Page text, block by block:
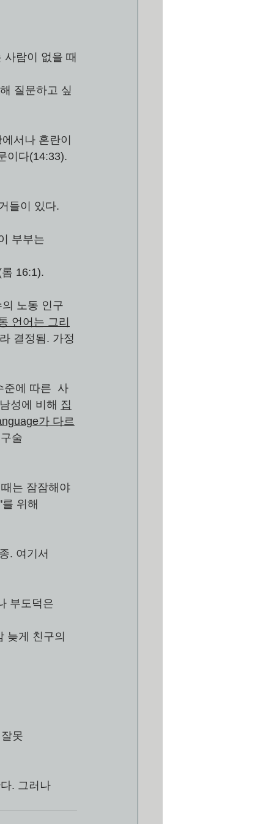
람이 없을 때
질문하고 싶
서나 혼란이
이다(14:33).
들이 있다.
부부는
16:1).
노동 인구
언어는 그리
결정됨. 가정
준에 따른  사
성에 비해 집
가 다르
술
는 잠잠해야
위해
. 여기서
부도덕은
늦게 친구의
잘못
. 그러나